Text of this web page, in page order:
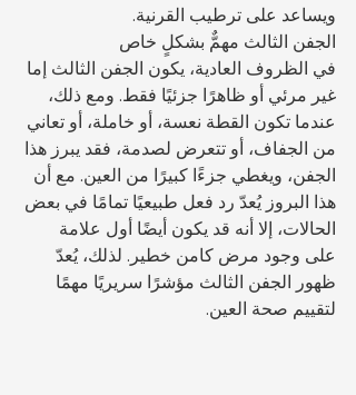
ويساعد على ترطيب القرنية.
الجفن الثالث مهمٌّ بشكلٍ خاص
في الظروف العادية، يكون الجفن الثالث إما
غير مرئي أو ظاهرًا جزئيًا فقط. ومع ذلك،
عندما تكون القطة نعسة، أو خاملة، أو تعاني
من الجفاف، أو تتعرض لصدمة، فقد يبرز هذا
الجفن، ويغطي جزءًا كبيرًا من العين. مع أن
هذا البروز يُعدّ رد فعل طبيعيًا تمامًا في بعض
الحالات، إلا أنه قد يكون أيضًا أول علامة
على وجود مرض كامن خطير. لذلك، يُعدّ
ظهور الجفن الثالث مؤشرًا سريريًا مهمًا
لتقييم صحة العين.